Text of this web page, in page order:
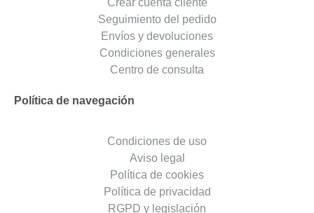
Seguimiento del pedido
Envíos y devoluciones
Condiciones generales
Centro de consulta
Política de navegación
Condiciones de uso
Aviso legal
Política de cookies
Política de privacidad
RGPD y legislación